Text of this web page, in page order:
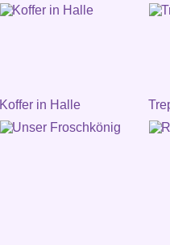
Koffer in Halle